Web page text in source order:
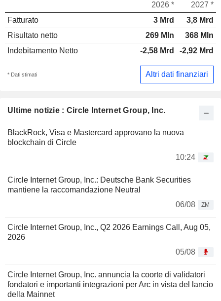
Ultime notizie : Circle Internet Group, Inc.
BlackRock, Visa e Mastercard approvano la nuova
blockchain di Circle
10:24
Circle Internet Group, Inc.: Deutsche Bank Securities
mantiene la raccomandazione Neutral
06/08
ZM
Circle Internet Group, Inc., Q2 2026 Earnings Call, Aug 05,
2026
05/08
Circle Internet Group, Inc. annuncia la coorte di validatori
fondatori e importanti integrazioni per Arc in vista del lancio
della Mainnet
2026 *
2027 *
Fatturato
3 Mrd
3,8 Mrd
Risultato netto
269 Mln
368 Mln
Indebitamento Netto
-2,58 Mrd -2,92 Mrd
* Dati stimati Altri dati finanziari